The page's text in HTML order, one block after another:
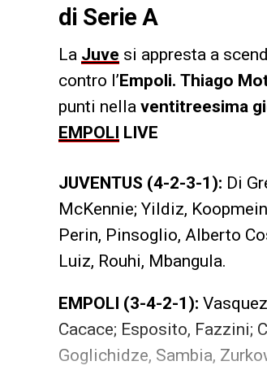
di Serie A
La Juve si appresta a
contro l’Empoli. Thiago
punti nella ventitreesima
EMPOLI LIVE
JUVENTUS (4-2-3-1): Di
McKennie; Yildiz,
Perin, Pinsoglio, Alberto
Luiz, Rouhi, Mbangula.
EMPOLI (3-4-2-1):
Cacace; Esposito, Fazzini;
Goglichidze, Sambia,